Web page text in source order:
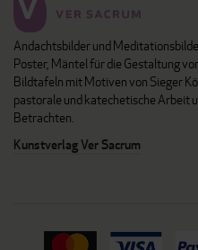
Andachtsbilder und
Poster, Mäntel für die Gestaltung
Bildtafeln mit Motiven von Sieger
pastorale und katechetische Arbeit
Betrachten.
Kunstverlag Ver Sacrum